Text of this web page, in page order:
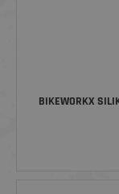
BIKEWORKX